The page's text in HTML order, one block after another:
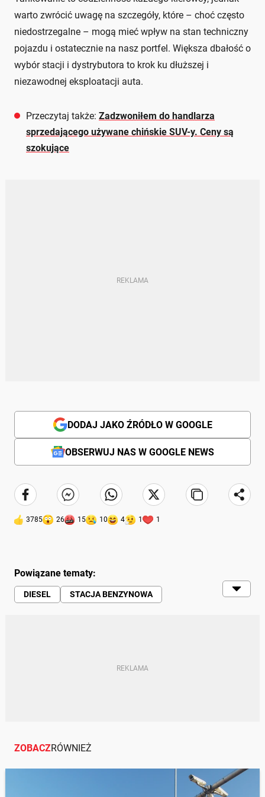
warto zwrócić uwagę na szczegóły, które – choć często
niedostrzegalne – mogą mieć wpływ na stan techniczny
pojazdu i ostatecznie na nasz portfel. Większa dbałość o
wybór stacji i dystrybutora to krok ku dłuższej i
niezawodnej eksploatacji auta.
Przeczytaj także: Zadzwoniłem do handlarza
sprzedającego używane chińskie SUV-y. Ceny są
szokujące
DODAJ JAKO ŹRÓDŁO W GOOGLE
OBSERWUJ NAS W GOOGLE NEWS
3785 26 15 10 4 1 1
Powiązane tematy:
DIESEL
STACJA BENZYNOWA
ZOBACZRÓWNIEŻ